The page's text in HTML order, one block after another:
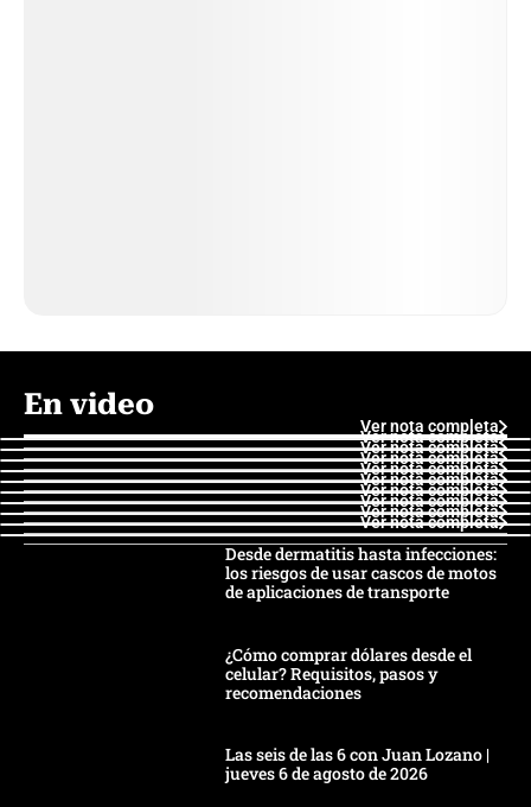
En video
Ver nota completa
Ver nota completa
Ver nota completa
Ver nota completa
Ver nota completa
Ver nota completa
Ver nota completa
Ver nota completa
Ver nota completa
Ver nota completa
Desde dermatitis hasta infecciones:
los riesgos de usar cascos de motos
de aplicaciones de transporte
¿Cómo comprar dólares desde el
celular? Requisitos, pasos y
recomendaciones
Las seis de las 6 con Juan Lozano |
jueves 6 de agosto de 2026